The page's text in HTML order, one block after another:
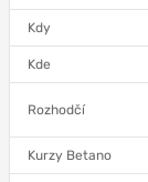
Kdy
Kde
Rozhodčí
Kurzy Betano